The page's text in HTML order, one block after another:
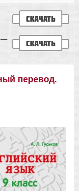
—
скачать
—
скачать
перевод.